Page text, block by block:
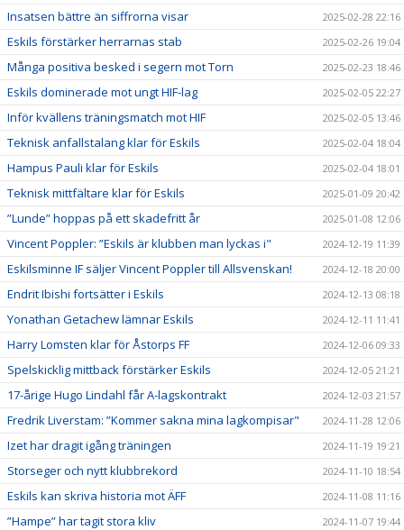
Insatsen bättre än siffrorna visar 2025-02-28 22:16
Eskils förstärker herrarnas stab 2025-02-26 19:04
Många positiva besked i segern mot Torn 2025-02-23 18:46
Eskils dominerade mot ungt HIF-lag 2025-02-05 22:27
Inför kvällens träningsmatch mot HIF 2025-02-05 13:46
Teknisk anfallstalang klar för Eskils 2025-02-04 18:04
Hampus Pauli klar för Eskils 2025-02-04 18:01
Teknisk mittfältare klar för Eskils 2025-01-09 20:42
”Lunde” hoppas på ett skadefritt år 2025-01-08 12:06
Vincent Poppler: ”Eskils är klubben man lyckas i" 2024-12-19 11:39
Eskilsminne IF säljer Vincent Poppler till Allsvenskan! 2024-12-18 20:00
Endrit Ibishi fortsätter i Eskils 2024-12-13 08:18
Yonathan Getachew lämnar Eskils 2024-12-11 11:41
Harry Lomsten klar för Åstorps FF 2024-12-06 09:33
Spelskicklig mittback förstärker Eskils 2024-12-05 21:21
17-årige Hugo Lindahl får A-lagskontrakt 2024-12-03 21:57
Fredrik Liverstam: ”Kommer sakna mina lagkompisar" 2024-11-28 12:06
Izet har dragit igång träningen 2024-11-19 19:21
Storseger och nytt klubbrekord 2024-11-10 18:54
Eskils kan skriva historia mot ÄFF 2024-11-08 11:16
”Hampe” har tagit stora kliv 2024-11-07 19:44